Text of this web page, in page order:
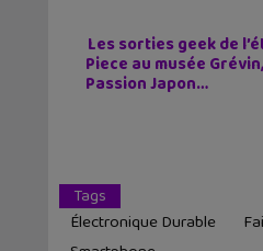
Les sorties geek de
Piece au musée
Passion Japon…
Tags
Électronique Durable